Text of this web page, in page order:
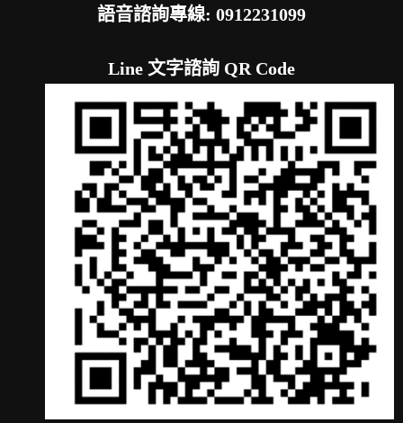
語音諮詢專線: 0912231099
Line 文字諮詢 QR Code